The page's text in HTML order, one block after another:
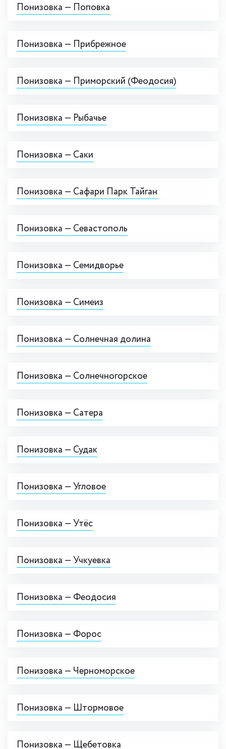
Понизовка — Поповка
Понизовка — Прибрежное
Понизовка — Приморский (Феодосия)
Понизовка — Рыбачье
Понизовка — Саки
Понизовка — Сафари Парк Тайган
Понизовка — Севастополь
Понизовка — Семидворье
Понизовка — Симеиз
Понизовка — Солнечная долина
Понизовка — Солнечногорское
Понизовка — Сатера
Понизовка — Судак
Понизовка — Угловое
Понизовка — Утёс
Понизовка — Учкуевка
Понизовка — Феодосия
Понизовка — Форос
Понизовка — Черноморское
Понизовка — Штормовое
Понизовка — Щебетовка